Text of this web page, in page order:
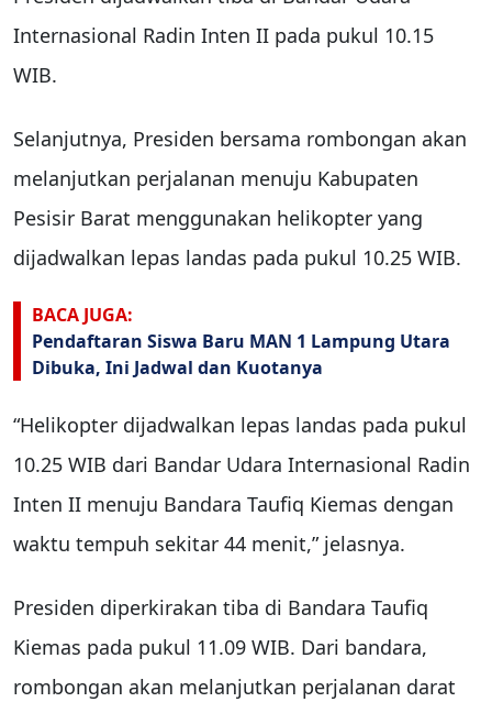
Internasional Radin Inten II pada pukul 10.15
WIB.
Selanjutnya, Presiden bersama rombongan akan
melanjutkan perjalanan menuju Kabupaten
Pesisir Barat menggunakan helikopter yang
dijadwalkan lepas landas pada pukul 10.25 WIB.
BACA JUGA:
Pendaftaran Siswa Baru MAN 1 Lampung Utara
Dibuka, Ini Jadwal dan Kuotanya
“Helikopter dijadwalkan lepas landas pada pukul
10.25 WIB dari Bandar Udara Internasional Radin
Inten II menuju Bandara Taufiq Kiemas dengan
waktu tempuh sekitar 44 menit,” jelasnya.
Presiden diperkirakan tiba di Bandara Taufiq
Kiemas pada pukul 11.09 WIB. Dari bandara,
rombongan akan melanjutkan perjalanan darat